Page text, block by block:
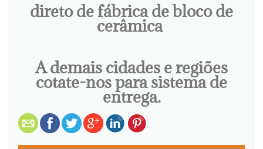
direto de fábrica de bloco de
cerâmica
A demais cidades e regiões
cotate-nos para sistema de
entrega.